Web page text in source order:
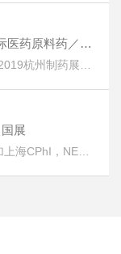
泰钠，是一种
检测，纯度
色粉末；溶液色
医药原料药／中
杭州制药展
展
海CPhI，NEX
号：E6G75。